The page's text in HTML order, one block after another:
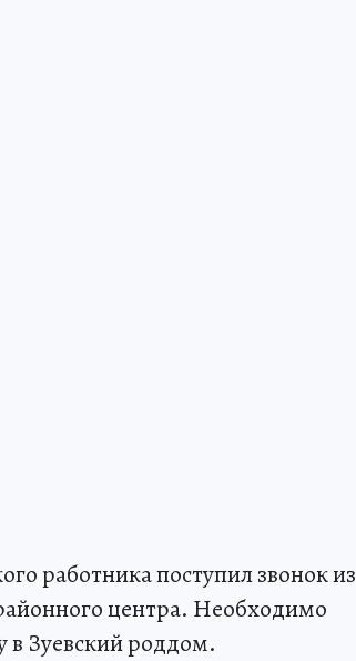
работника поступил звонок из
центра. Необходимо
Зуевский роддом.